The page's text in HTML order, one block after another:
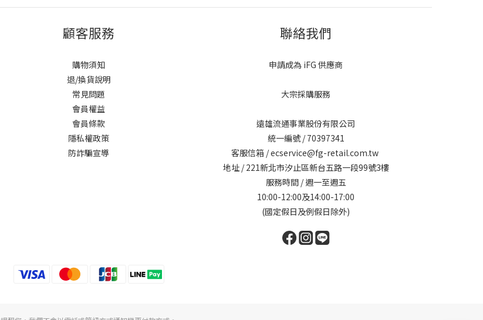
顧客服務
購物須知
退/換貨說明
常見問題
會員權益
會員條款
隱私權政策
防詐騙宣導
聯絡我們
申請成為 iFG 供應商
大宗採購服務
遠雄流通事業股份有限公司
統一編號 / 70397341
客服信箱 / ecservice@fg-retail.com.tw
地址 / 221新北市汐止區新台五路一段99號3樓
服務時間 / 週一至週五
10:00-12:00及14:00-17:00
(國定假日及例假日除外)